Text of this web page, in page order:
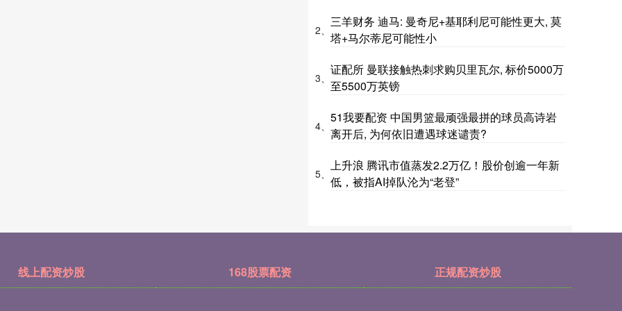
2、
三羊财务 迪马: 曼奇尼+基耶利尼可能性更大, 莫
塔+马尔蒂尼可能性小
3、
证配所 曼联接触热刺求购贝里瓦尔, 标价5000万
至5500万英镑
4、
51我要配资 中国男篮最顽强最拼的球员高诗岩
离开后, 为何依旧遭遇球迷谴责?
5、
上升浪 腾讯市值蒸发2.2万亿！股价创逾一年新
低，被指AI掉队沦为“老登”
线上配资炒股 168股票配资 正规配资炒股